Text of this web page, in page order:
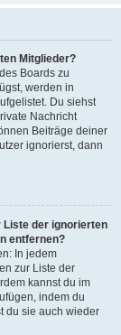
Mitglieder?
Boards zu
werden in
Du siehst
Nachricht
Beiträge deiner
ignorierst, dann
Liste der ignorierten
entfernen?
In jedem
zur Liste der
kannst du im
indem du
du sie auch wieder